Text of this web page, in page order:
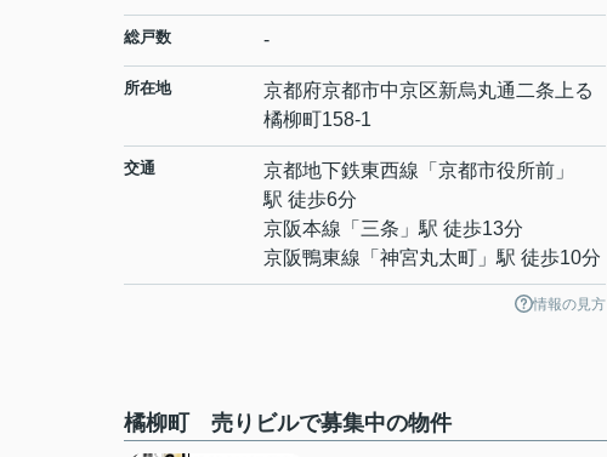
総戸数 -
所在地 京都府京都市中京区新烏丸通二条上る
橘柳町158-1
交通 京都地下鉄東西線 「 京都市役所前 」
駅 徒歩6分
京阪本線 「 三条 」駅 徒歩13分
京阪鴨東線 「 神宮丸太町 」駅 徒歩10分
情報の見方
橘柳町 売りビルで募集中の物件